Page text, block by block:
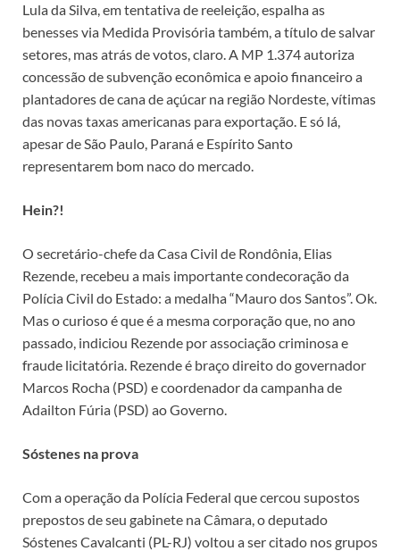
Lula da Silva, em tentativa de reeleição, espalha as
benesses via Medida Provisória também, a título de salvar
setores, mas atrás de votos, claro. A MP 1.374 autoriza
concessão de subvenção econômica e apoio financeiro a
plantadores de cana de açúcar na região Nordeste, vítimas
das novas taxas americanas para exportação. E só lá,
apesar de São Paulo, Paraná e Espírito Santo
representarem bom naco do mercado.
Hein?!
O secretário-chefe da Casa Civil de Rondônia, Elias
Rezende, recebeu a mais importante condecoração da
Polícia Civil do Estado: a medalha “Mauro dos Santos”. Ok.
Mas o curioso é que é a mesma corporação que, no ano
passado, indiciou Rezende por associação criminosa e
fraude licitatória. Rezende é braço direito do governador
Marcos Rocha (PSD) e coordenador da campanha de
Adailton Fúria (PSD) ao Governo.
Sóstenes na prova
Com a operação da Polícia Federal que cercou supostos
prepostos de seu gabinete na Câmara, o deputado
Sóstenes Cavalcanti (PL-RJ) voltou a ser citado nos grupos